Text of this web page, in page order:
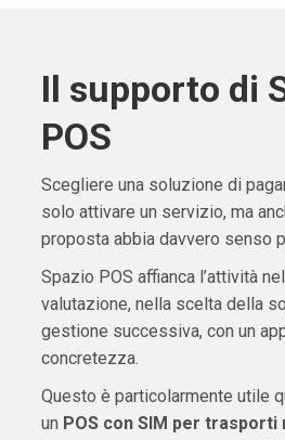
Il supporto di
POS
Scegliere una soluzione di
solo attivare un servizio, ma
proposta abbia davvero senso
Spazio POS affianca l’attività
valutazione, nella scelta della
gestione successiva, con un
concretezza.
Questo è particolarmente utile
un POS con SIM per trasporti